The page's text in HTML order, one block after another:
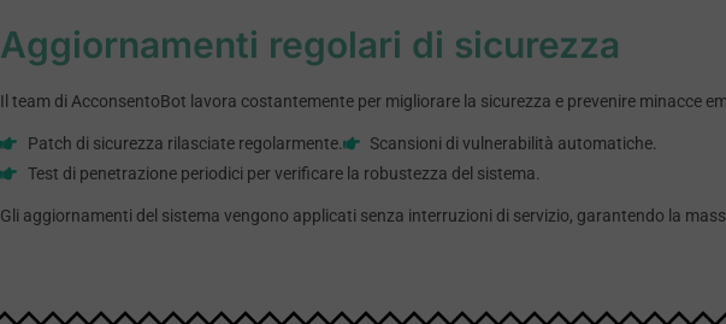
Aggiornamenti regolari di sicurezza
Il team di AcconsentoBot lavora costantemente per migliorare la sicurezza e prevenire minacce
Patch di sicurezza rilasciate regolarmente.
Scansioni di vulnerabilità automatiche.
Test di penetrazione periodici per verificare la robustezza del sistema.
Gli aggiornamenti del sistema vengono applicati senza interruzioni di servizio, garantendo la